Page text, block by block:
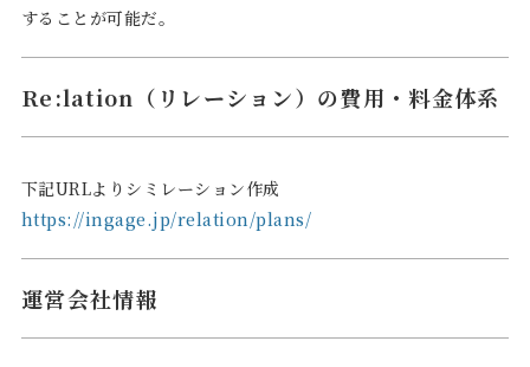
することが可能だ。
Re:lation（リレーション）の費用・料金体系
下記URLよりシミレーション作成
https://ingage.jp/relation/plans/
運営会社情報